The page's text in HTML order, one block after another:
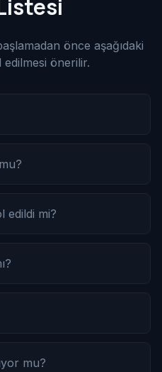
önce aşağıdaki
önerilir.
edildi mi?
mu?